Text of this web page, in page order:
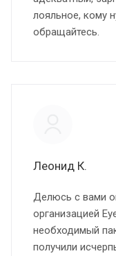
лояльное, кому
обращайтесь.
Леонид К.
Делюсь с вами
организацией
необходимый
получили